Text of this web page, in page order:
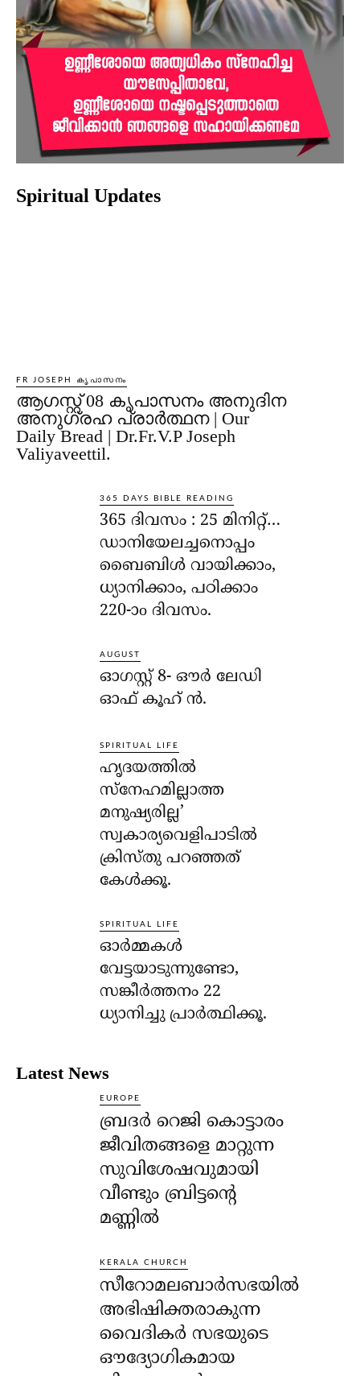
Spiritual Updates
FR JOSEPH കൃപാസനം
ആഗസ്റ്റ് 08 കൃപാസനം അനുദിന
അനുഗ്രഹ പ്രാർത്ഥന | Our
Daily Bread | Dr.Fr.V.P Joseph
Valiyaveettil.
365 DAYS BIBLE READING
365 ദിവസം : 25 മിനിറ്റ്…
ഡാനിയേലച്ചനൊപ്പം
ബൈബിൾ വായിക്കാം,
ധ്യാനിക്കാം, പഠിക്കാം
220-ാo ദിവസം.
AUGUST
ഓഗസ്റ്റ് 8- ഔര്‍ ലേഡി
ഓഫ് കൂഹ് ന്‍.
SPIRITUAL LIFE
ഹൃദയത്തില്‍
സ്‌നേഹമില്ലാത്ത
മനുഷ്യരില്ല’
സ്വകാര്യവെളിപാടില്‍
ക്രിസ്തു പറഞ്ഞത്
കേള്‍ക്കൂ.
SPIRITUAL LIFE
ഓര്‍മ്മകള്‍
വേട്ടയാടുന്നുണ്ടോ,
സങ്കീര്‍ത്തനം 22
ധ്യാനിച്ചു പ്രാര്‍ത്ഥിക്കൂ.
Latest News
EUROPE
ബ്രദർ റെജി കൊട്ടാരം
ജീവിതങ്ങളെ മാറ്റുന്ന
സുവിശേഷവുമായി
വീണ്ടും ബ്രിട്ടന്റെ
മണ്ണിൽ
KERALA CHURCH
സീറോമലബാർസഭയിൽ
അഭിഷിക്തരാകുന്ന
വൈദികർ സഭയുടെ
ഔദ്യോഗികമായ